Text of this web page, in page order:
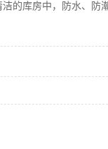
的库房中，防水、防